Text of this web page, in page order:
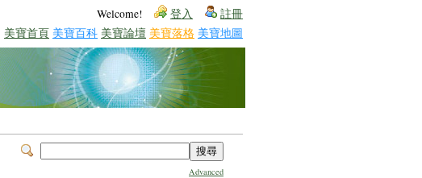
Welcome! 登入 註冊
美寶首頁 美寶百科 美寶論壇 美寶落格 美寶地圖
Advanced